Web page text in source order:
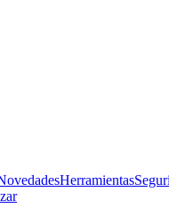
Herramientas